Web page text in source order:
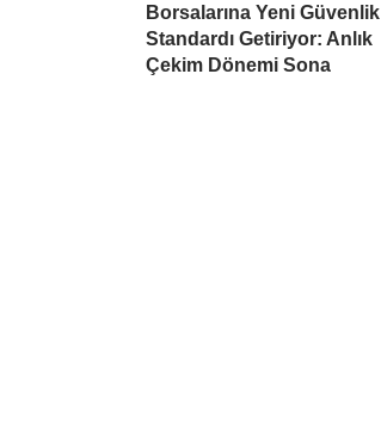
Borsalarına Yeni Güvenlik
Standardı Getiriyor: Anlık
Çekim Dönemi Sona